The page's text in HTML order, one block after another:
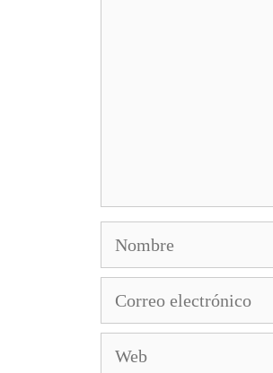
electrónico